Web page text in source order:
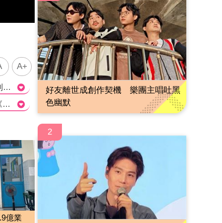
A+
這篇文章報導了港星周海媚被爆出逝世的消息，引起了網友的熱烈討論。文章中提到，陸媒聯繫到周海媚的工作人員時，卻遭到拒絕回應，並且友人僅表示昨天還有聯絡，對於網路傳出的消息不相信。其中也提到了周海媚8日還在社群網站上更新了狀態。 從文章中的描述來看，目前尚無法確定周海媚是否真的逝世。周海媚身邊的工作人員的回應有些曖昧和拒絕，但也可能是因為他們對傳聞感到困擾或無法立即回應媒體的詢問。另一方面，周海媚的友人並沒有察覺到周海媚的異樣，這也可能表示消息是不真實的。 然而，文章中提到周海媚最近還有在社群網站上更新，這讓網友感到困惑和疑惑。他們紛紛表示不相信這一消息，認為可能是造謠。 不過，作為新聞專家，我們需要更多確切的資訊來確定這一消息的真實性。目前僅憑這篇文章中的描述，無法確定周海媚是否真的逝世。各方面都需要更多的證據和消息來解釋和證實這一事件。我們可以期待後續的報導和消息來進一步了解這一情況。>
Q1: 周海媚在哪部作品中打開知名度？ A) 《倚天屠龍記》 B) 《笑傲江湖》 C) 《神雕俠侶》 D) 《射鵰英雄傳》 Correct answer: A) 《倚天屠龍記》 Q2: 陸媒報導中，記者聯繫到的周海媚的友人對於網路傳出的消息是怎樣的態度？ A) 相信消息 B) 不相信消息 C) 沒有表態 D) 不願回答 Correct answer: B) 不相信消息 Q3: 有網友發現周海媚在社群網站上最近更新是在哪一天？ A) 8日 B) 9日 C) 10日 D) 11日 Correct answer: A) 8日
億業
好友離世成創作契機 樂團主唱吐黑
色幽默
2